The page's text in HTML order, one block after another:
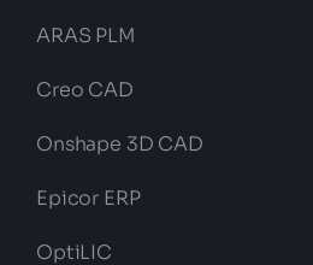
ARAS PLM
Creo CAD
Onshape 3D CAD
Epicor ERP
OptiLIC